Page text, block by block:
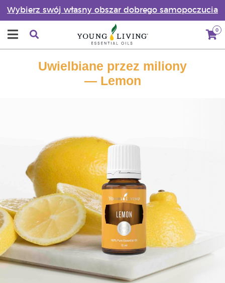
Wybierz swój własny obszar dobrego samopoczucia
0
Uwielbiane przez miliony
— Lemon